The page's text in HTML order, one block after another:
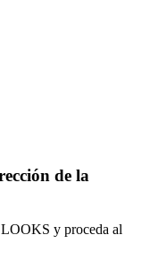
de la
y proceda al